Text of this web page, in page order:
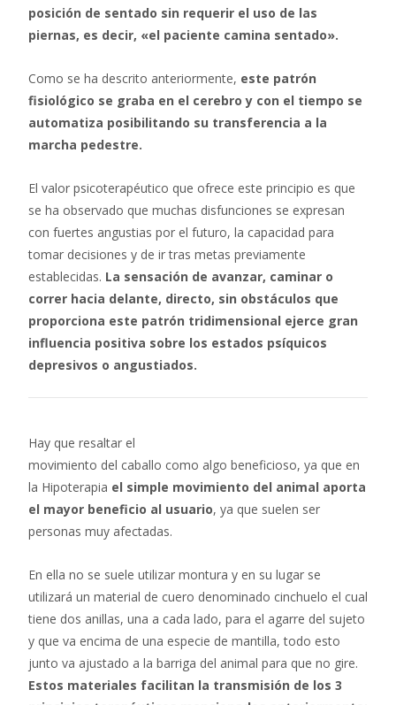
posición de sentado sin requerir el uso de las
piernas, es decir, «el paciente camina sentado».
Como se ha descrito anteriormente, este patrón
fisiológico se graba en el cerebro y con el tiempo se
automatiza posibilitando su transferencia a la
marcha pedestre.
El valor psicoterapéutico que ofrece este principio es que
se ha observado que muchas disfunciones se expresan
con fuertes angustias por el futuro, la capacidad para
tomar decisiones y de ir tras metas previamente
establecidas. La sensación de avanzar, caminar o
correr hacia delante, directo, sin obstáculos que
proporciona este patrón tridimensional ejerce gran
influencia positiva sobre los estados psíquicos
depresivos o angustiados.
Hay que resaltar el
movimiento del caballo como algo beneficioso, ya que en
la Hipoterapia el simple movimiento del animal aporta
el mayor beneficio al usuario, ya que suelen ser
personas muy afectadas.
En ella no se suele utilizar montura y en su lugar se
utilizará un material de cuero denominado cinchuelo el cual
tiene dos anillas, una a cada lado, para el agarre del sujeto
y que va encima de una especie de mantilla, todo esto
junto va ajustado a la barriga del animal para que no gire.
Estos materiales facilitan la transmisión de los 3